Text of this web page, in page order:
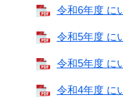
令和6年度 に
令和5年度 に
令和5年度 に
令和4年度 に